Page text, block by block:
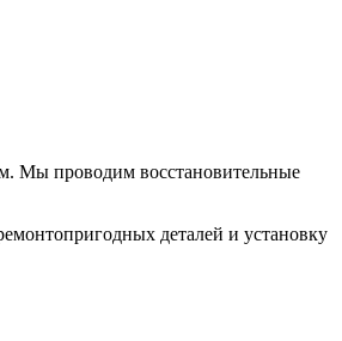
Мы проводим восстановительные
деталей и установку